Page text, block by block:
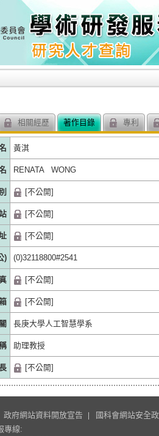
相關經歷 著作目錄 專利
黃淇
RENATA WONG
[不公開]
[不公開]
[不公開]
) (0)32118800#2541
[不公開]
[不公開]
長庚大學人工智慧學系
助理教授
[不公開]
政府網站資料開放宣告
國科會網站安全
專線: